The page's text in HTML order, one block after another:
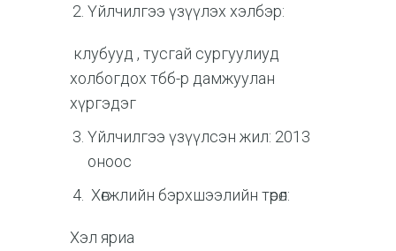
Үйлчилгээ үзүүлэх хэлбэр:
клубууд , тусгай сургуулиуд
холбогдох тбб-р дамжуулан
хүргэдэг
Үйлчилгээ үзүүлсэн жил: 2013
оноос
Хөгжлийн бэрхшээлийн төрөл:
Хэл яриа